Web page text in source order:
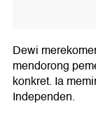
Dewi
mendorong
konkret. Ia
Independen.